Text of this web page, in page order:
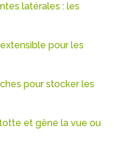
latérales : les
pour les
pour stocker les
et gêne la vue ou